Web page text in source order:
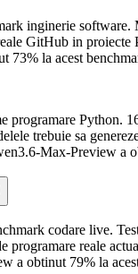
inginerie software.
GitHub in proiecte
73% la acest
programare Python.
trebuie sa
Max-Preview a
codare live.
programare reale
a obtinut 79% la